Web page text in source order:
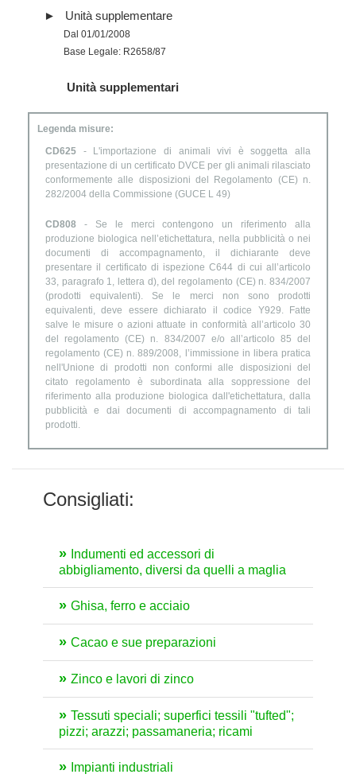
Unità supplementare
Dal 01/01/2008
Base Legale: R2658/87
Unità supplementari
Legenda misure:
CD625 - L'importazione di animali vivi è soggetta alla
presentazione di un certificato DVCE per gli animali rilasciato
conformemente alle disposizioni del Regolamento (CE) n.
282/2004 della Commissione (GUCE L 49)
CD808 - Se le merci contengono un riferimento alla
produzione biologica nell’etichettatura, nella pubblicità o nei
documenti di accompagnamento, il dichiarante deve
presentare il certificato di ispezione C644 di cui all’articolo
33, paragrafo 1, lettera d), del regolamento (CE) n. 834/2007
(prodotti equivalenti). Se le merci non sono prodotti
equivalenti, deve essere dichiarato il codice Y929. Fatte
salve le misure o azioni attuate in conformità all’articolo 30
del regolamento (CE) n. 834/2007 e/o all’articolo 85 del
regolamento (CE) n. 889/2008, l’immissione in libera pratica
nell'Unione di prodotti non conformi alle disposizioni del
citato regolamento è subordinata alla soppressione del
riferimento alla produzione biologica dall'etichettatura, dalla
pubblicità e dai documenti di accompagnamento di tali
prodotti.
Consigliati:
Indumenti ed accessori di
abbigliamento, diversi da quelli a maglia
Ghisa, ferro e acciaio
Cacao e sue preparazioni
Zinco e lavori di zinco
Tessuti speciali; superfici tessili "tufted";
pizzi; arazzi; passamaneria; ricami
Impianti industriali